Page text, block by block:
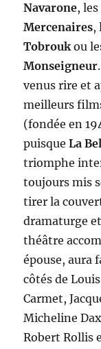
Navarone,
Mercenaires,
Tobroukou
Monseigneur
venus rire et
meilleurs
(fondée en
puisqueLa
triomphe
toujours mis
tirer la
dramaturge
théâtre
épouse, aura
côtés de
Carmet,
Micheline
Robert Rollis